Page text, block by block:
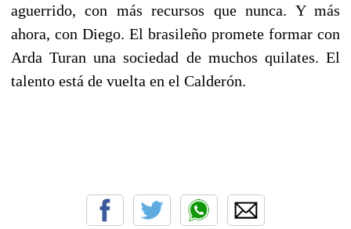
aguerrido, con más recursos que nunca. Y más
ahora, con Diego. El brasileño promete formar con
Arda Turan una sociedad de muchos quilates. El
talento está de vuelta en el Calderón.